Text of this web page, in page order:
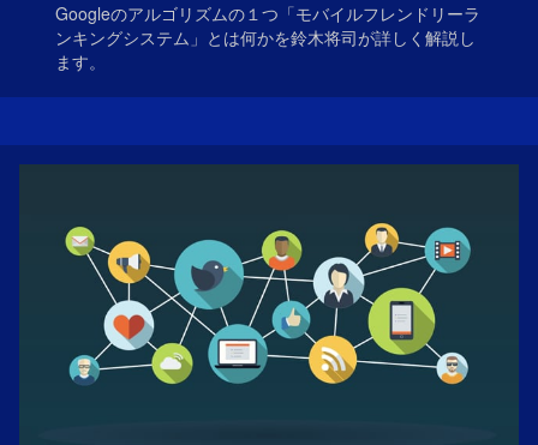
Googleのアルゴリズムの１つ「モバイルフレンドリーラ
ンキングシステム」とは何かを鈴木将司が詳しく解説し
ます。